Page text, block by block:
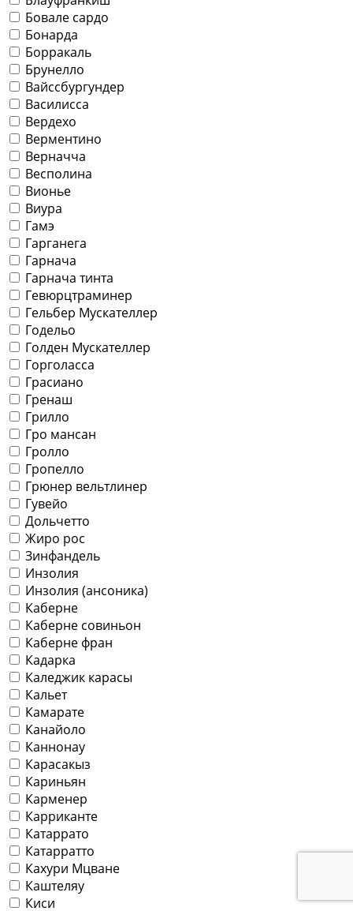
Бовале сардо
Бонарда
Борракаль
Брунелло
Вайссбургундер
Василисса
Вердехо
Верментино
Верначча
Весполина
Вионье
Виура
Гамэ
Гарганега
Гарнача
Гарнача тинта
Гевюрцтраминер
Гельбер Мускателлер
Годельо
Голден Мускателлер
Горголасса
Грасиано
Гренаш
Грилло
Гро мансан
Гролло
Гропелло
Грюнер вельтлинер
Гувейо
Дольчетто
Жиро рос
Зинфандель
Инзолия
Инзолия (ансоника)
Каберне
Каберне совиньон
Каберне фран
Кадарка
Каледжик карасы
Кальет
Камарате
Канайоло
Каннонау
Карасакыз
Кариньян
Карменер
Карриканте
Катаррато
Катарратто
Кахури Мцване
Каштеляу
Киси